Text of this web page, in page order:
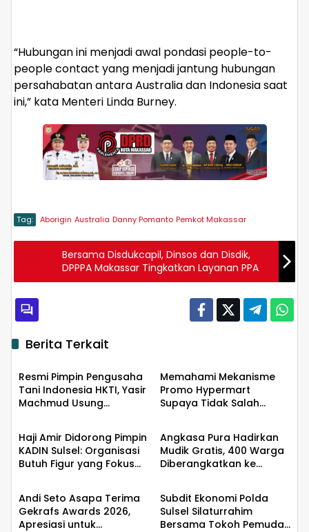
“Hubungan ini menjadi awal pondasi people-to-
people contact yang menjadi jantung hubungan
persahabatan antara Australia dan Indonesia saat
ini,” kata Menteri Linda Burney.
Tag: Aborigin Australia Danny Pomanto Pemkot Makassar
Bersama Disdukcapil, Dinsos dan Disdik,
DPPPA Makassar Tingkatkan Layanan PPA
Berita Terkait
Ekobis
Resmi Pimpin Pengusaha
Tani Indonesia HKTI, Yasir
Machmud Usung
Memahami Mekanisme
Promo Hypermart
Supaya Tidak Salah
Ekobis
Haji Amir Didorong Pimpin
KADIN Sulsel: Organisasi
Butuh Figur yang Fokus
Ekobis
Angkasa Pura Hadirkan
Mudik Gratis, 400 Warga
Diberangkatkan ke
Ekobis
Andi Seto Asapa Terima
Gekrafs Awards 2026,
Apresiasi untuk
Ekobis
Subdit Ekonomi Polda
Sulsel Silaturrahim
Bersama Tokoh Pemuda